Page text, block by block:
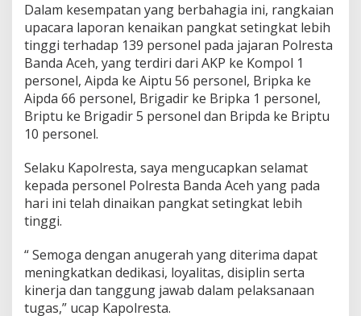
Dalam kesempatan yang berbahagia ini, rangkaian
upacara laporan kenaikan pangkat setingkat lebih
tinggi terhadap 139 personel pada jajaran Polresta
Banda Aceh, yang terdiri dari AKP ke Kompol 1
personel, Aipda ke Aiptu 56 personel, Bripka ke
Aipda 66 personel, Brigadir ke Bripka 1 personel,
Briptu ke Brigadir 5 personel dan Bripda ke Briptu
10 personel.
Selaku Kapolresta, saya mengucapkan selamat
kepada personel Polresta Banda Aceh yang pada
hari ini telah dinaikan pangkat setingkat lebih
tinggi.
“ Semoga dengan anugerah yang diterima dapat
meningkatkan dedikasi, loyalitas, disiplin serta
kinerja dan tanggung jawab dalam pelaksanaan
tugas,” ucap Kapolresta.